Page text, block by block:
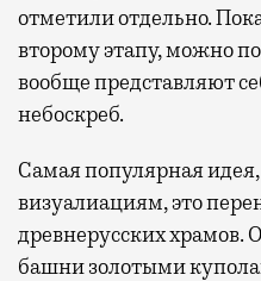
отметили отдельно.
второму этапу, можно
вообще представляют
небоскреб.
Самая популярная
визуалиациям, это
древнерусских храмов.
башни золотыми